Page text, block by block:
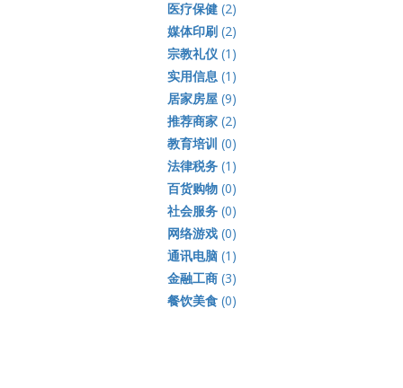
医疗保健(2)
媒体印刷(2)
宗教礼仪(1)
实用信息(1)
居家房屋(9)
推荐商家(2)
教育培训 (0)
法律税务(1)
百货购物(0)
社会服务(0)
网络游戏(0)
通讯电脑(1)
金融工商(3)
餐饮美食(0)